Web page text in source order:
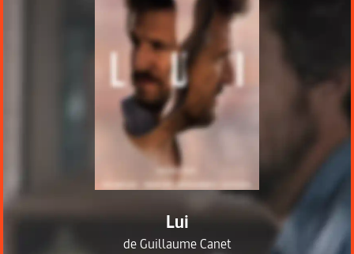
Lui
deGuillaume Canet